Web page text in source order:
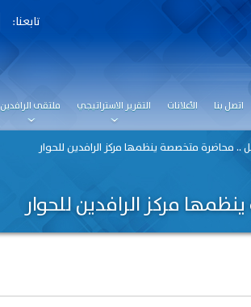
اتصل بنا الأعلانات التقرير الاستراتيجي ملتقى الرافدين
تابعنا:
.. محاضرة متخصصة ينظمها مركز الرافدين للحوار
مركز الرافدين للحوار